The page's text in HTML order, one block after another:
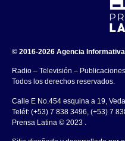
© 2016-2026 Agencia
Radio – Televisión –
Todos los derechos reservados.
Calle E No.454 esquina a 19,
Teléf: (+53) 7 838 3496, (+53) 7
Prensa Latina © 2023 .